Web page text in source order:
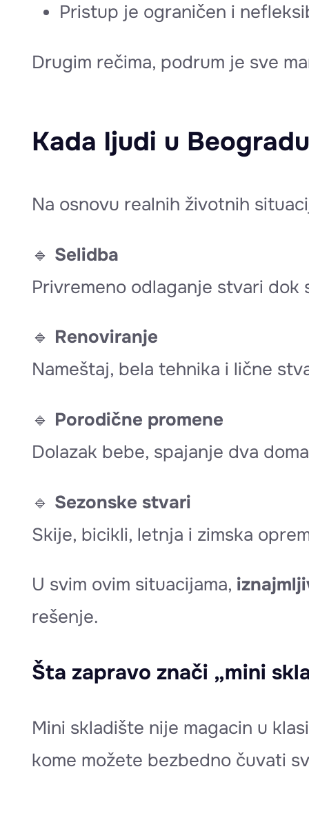
Pristup je ograničen i
Drugim rečima, podrum je sve
Kada ljudi u
Na osnovu realnih životnih
🔹 Selidba
Privremeno odlaganje stvari
🔹 Renoviranje
Nameštaj, bela tehnika i lične
🔹 Porodične promene
Dolazak bebe, spajanje dva
🔹 Sezonske stvari
Skije, bicikli, letnja i zimska
U svim ovim situacijama,
rešenje.
Šta zapravo znači „mini
Mini skladište nije magacin u
kome možete bezbedno čuvati